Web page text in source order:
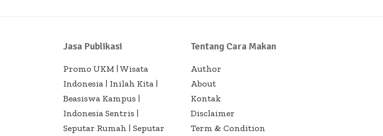
Jasa Publikasi
Promo UKM | Wisata
Indonesia | Inilah Kita |
Beasiswa Kampus |
Indonesia Sentris |
Seputar Rumah | Seputar
Tentang Cara Makan
Author
About
Kontak
Disclaimer
Term & Condition